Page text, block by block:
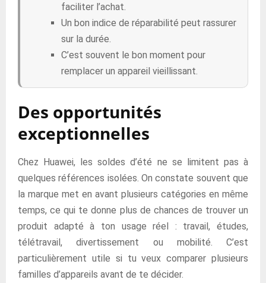
faciliter l’achat.
Un bon indice de réparabilité peut rassurer
sur la durée.
C’est souvent le bon moment pour
remplacer un appareil vieillissant.
Des opportunités
exceptionnelles
Chez Huawei, les soldes d’été ne se limitent pas à
quelques références isolées. On constate souvent que
la marque met en avant plusieurs catégories en même
temps, ce qui te donne plus de chances de trouver un
produit adapté à ton usage réel : travail, études,
télétravail, divertissement ou mobilité. C’est
particulièrement utile si tu veux comparer plusieurs
familles d’appareils avant de te décider.